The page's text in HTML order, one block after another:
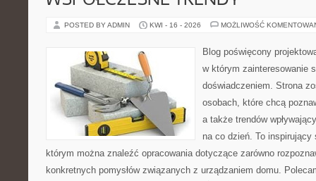
POSTED BY ADMIN KWI - 16 - 2026 MOŻLIWOŚĆ
Blog poświęcony
w którym zainteresowanie
doświadczeniem. Strona
osobach, które chcą
a także trendów
na co dzień. To
którym można znaleźć opracowania dotyczące zarówno
konkretnych pomysłów związanych z urządzaniem domu.